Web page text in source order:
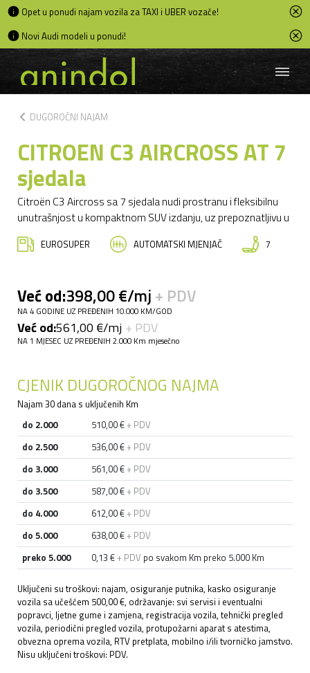
Opet u ponudi najam vozila za TAXI i UBER vozače!
Novi Audi modeli u ponudi!
chevron_left DUGOROČNI NAJAM
CITROEN C3 AIRCROSS AT 7
sjedala
Citroën C3 Aircross sa 7 sjedala nudi prostranu i fleksibilnu
unutrašnjost u kompaktnom SUV izdanju, uz prepoznatljivu u
EUROSUPER AUTOMATSKI MJENJAČ 7
Već od:398,00 €/mj + PDV
NA 4 GODINE UZ PREĐENIH 10.000 KM/GOD
Već od:561,00 €/mj + PDV
NA 1 MJESEC UZ PREĐENIH 2.000 Km mjesečno
CJENIK DUGOROČNOG NAJMA
Najam 30 dana s uključenih Km
do 2.000
510,00 €+ PDV
do 2.500
536,00 €+ PDV
do 3.000
561,00 €+ PDV
do 3.500
587,00 €+ PDV
do 4.000
612,00 €+ PDV
do 5.000
638,00 €+ PDV
preko 5.000
0,13 €+ PDV po svakom Km preko 5.000 Km
Uključeni su troškovi: najam, osiguranje putnika, kasko osiguranje
vozila sa učešćem 500,00 €, održavanje: svi servisi i eventualni
popravci, ljetne gume i zamjena, registracija vozila, tehnički pregled
vozila, periodični pregled vozila, protupožarni aparat s atestima,
obvezna oprema vozila, RTV pretplata, mobilno i/ili tvorničko jamstvo.
Nisu uključeni troškovi: PDV.